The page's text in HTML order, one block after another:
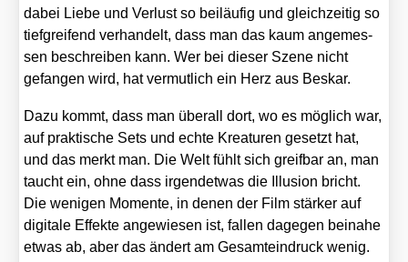
dabei Lie­be und Ver­lust so bei­läu­fig und gleich­zei­tig so
tief­grei­fend ver­han­delt, dass man das kaum ange­mes­
sen beschrei­ben kann. Wer bei die­ser Sze­ne nicht
gefan­gen wird, hat ver­mut­lich ein Herz aus Bes­kar.
Dazu kommt, dass man über­all dort, wo es mög­lich war,
auf prak­ti­sche Sets und ech­te Krea­tu­ren gesetzt hat,
und das merkt man. Die Welt fühlt sich greif­bar an, man
taucht ein, ohne dass irgend­et­was die Illu­si­on bricht.
Die weni­gen Momen­te, in denen der Film stär­ker auf
digi­ta­le Effek­te ange­wie­sen ist, fal­len dage­gen bei­na­he
etwas ab, aber das ändert am Gesamt­ein­druck wenig.